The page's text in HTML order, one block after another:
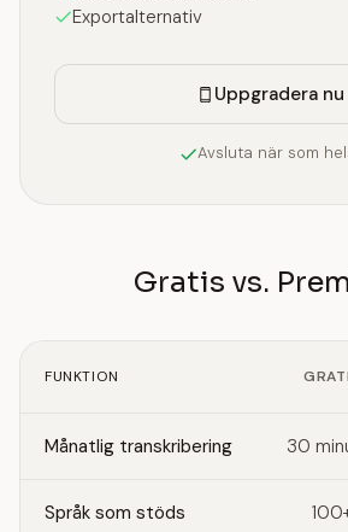
Exportalternativ
Uppgradera nu
Avsluta när som
Gratis vs.
FUNKTION
Månatlig transkribering 30
Språk som stöds